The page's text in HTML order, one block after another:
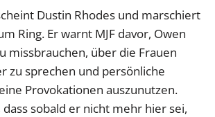
Dustin Rhodes und marschiert
Ring. Er warnt MJF davor, Owen
missbrauchen, über die Frauen
zu sprechen und persönliche
Provokationen auszunutzen.
sobald er nicht mehr hier sei,